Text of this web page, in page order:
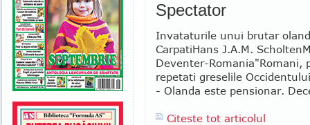
Spectator
Invataturile unui brutar
CarpatiHans J.A.M.
Deventer-
repetati greselile
- Olanda este pensionar.
Citeste tot articolul